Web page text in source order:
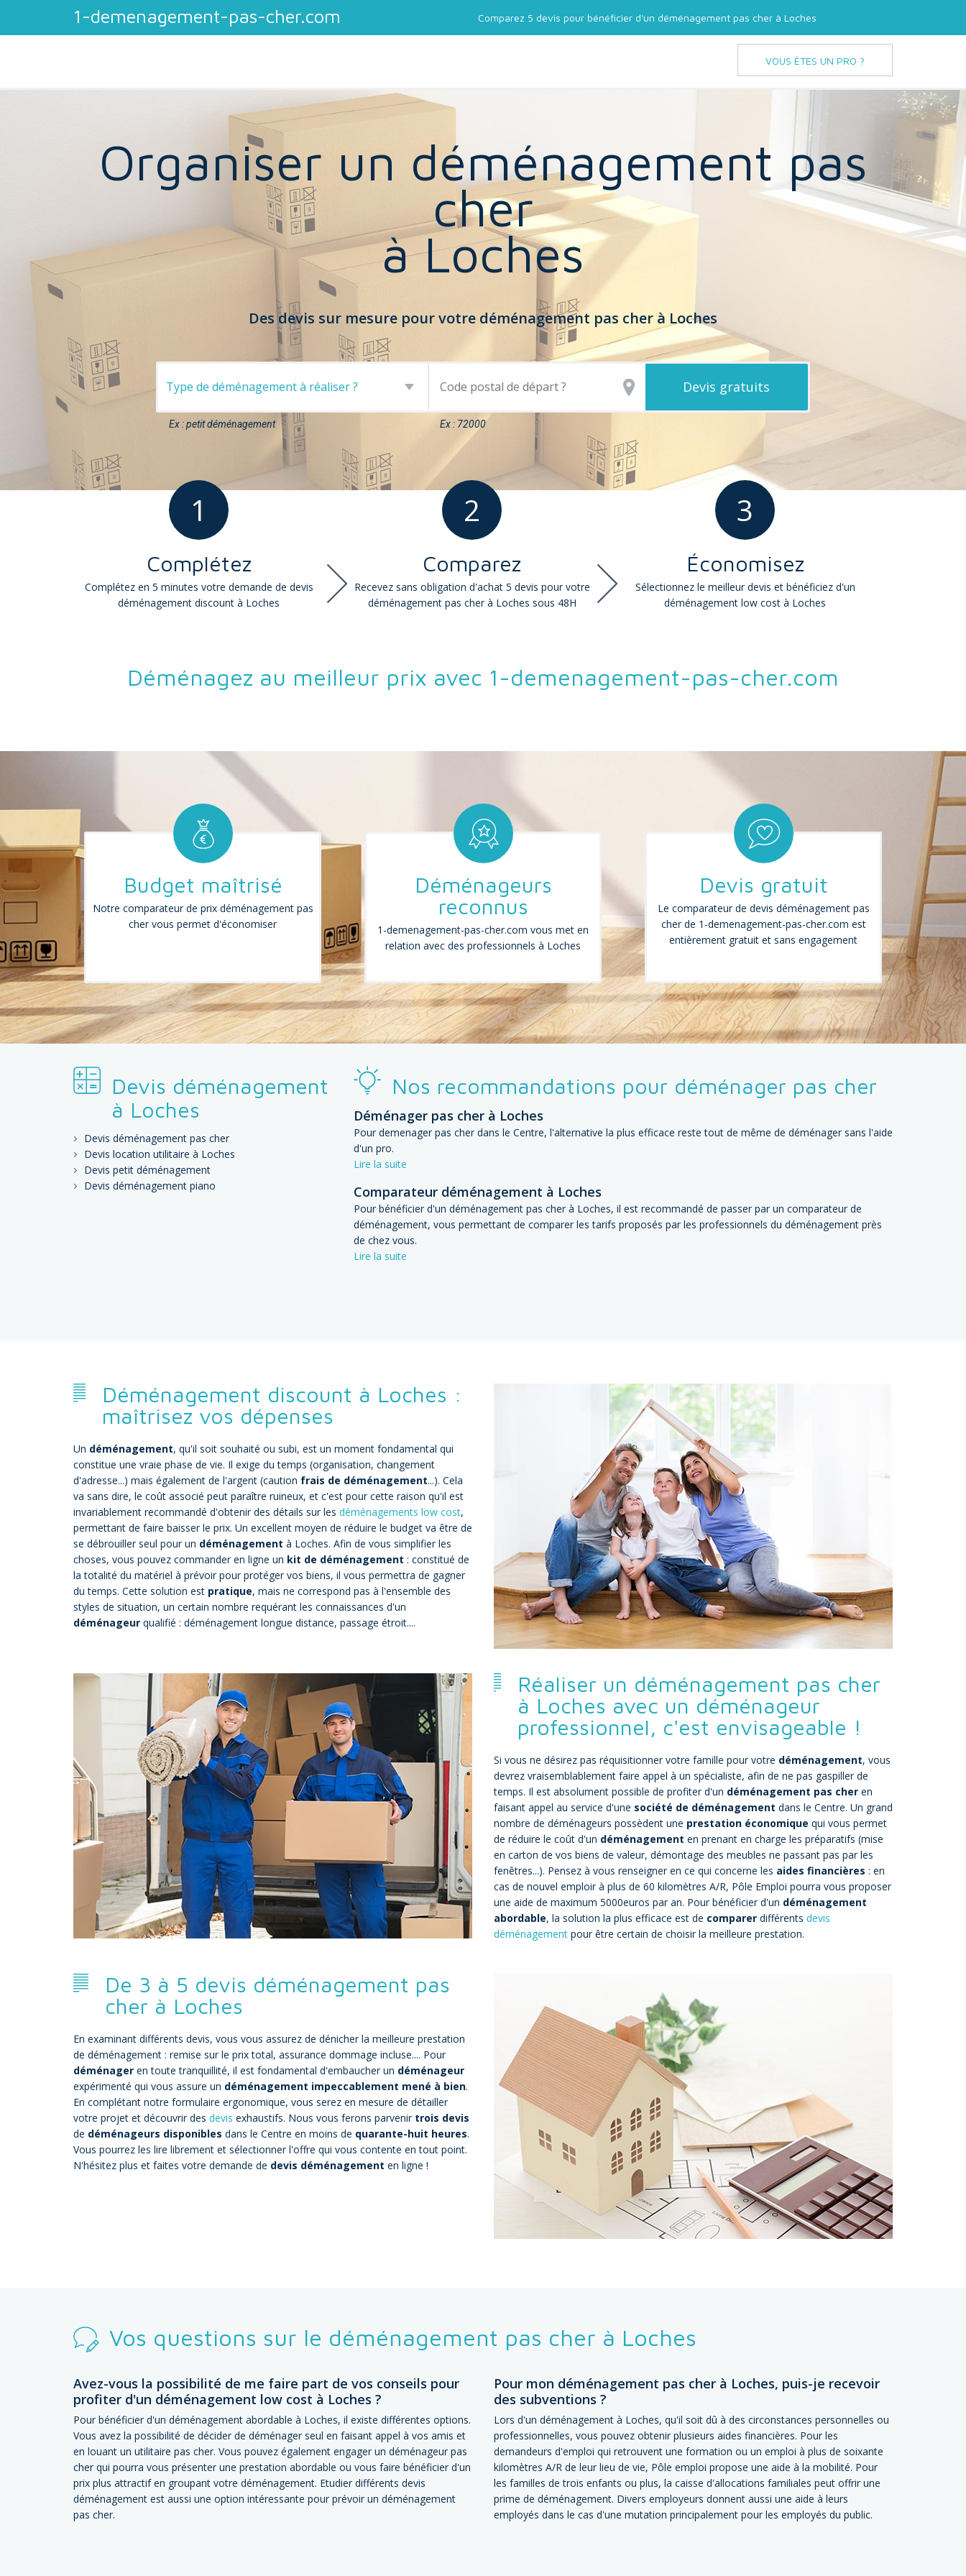
1-demenagement-pas-cher.com Comparez 5 devis pour bénéficier d'un déménagement pas cher à Loches
VOUS ÊTES UN PRO ?
Organiser un déménagement pas
cher
à Loches
Des devis sur mesure pour votre déménagement pas cher à Loches
Ex : petit déménagement Ex : 72000
1
Complétez
Complétez en 5 minutes votre demande de devis
déménagement discount à Loches
2
Comparez
Recevez sans obligation d'achat 5 devis pour votre
déménagement pas cher à Loches sous 48H
3
Économisez
Sélectionnez le meilleur devis et bénéficiez d'un
déménagement low cost à Loches
Déménagez au meilleur prix avec 1-demenagement-pas-cher.com
Budget maîtrisé
Notre comparateur de prix déménagement pas
cher vous permet d'économiser
Déménageurs
reconnus
1-demenagement-pas-cher.com vous met en
relation avec des professionnels à Loches
Devis gratuit
Le comparateur de devis déménagement pas
cher de 1-demenagement-pas-cher.com est
entièrement gratuit et sans engagement
Devis déménagement
à Loches
Devis déménagement pas cher
Devis location utilitaire à Loches
Devis petit déménagement
Devis déménagement piano
Nos recommandations pour déménager pas cher
Déménager pas cher à Loches
Pour demenager pas cher dans le Centre, l'alternative la plus efficace reste tout de même de déménager sans l'aide
d'un pro.
Lire la suite
Comparateur déménagement à Loches
Pour bénéficier d'un déménagement pas cher à Loches, il est recommandé de passer par un comparateur de
déménagement, vous permettant de comparer les tarifs proposés par les professionnels du déménagement près
de chez vous.
Lire la suite
Déménagement discount à Loches :
maîtrisez vos dépenses
Un déménagement, qu'il soit souhaité ou subi, est un moment fondamental qui
constitue une vraie phase de vie. Il exige du temps (organisation, changement
d'adresse...) mais également de l'argent (caution frais de déménagement...). Cela
va sans dire, le coût associé peut paraître ruineux, et c'est pour cette raison qu'il est
invariablement recommandé d'obtenir des détails sur les déménagements low cost,
permettant de faire baisser le prix. Un excellent moyen de réduire le budget va être de
se débrouiller seul pour un déménagement à Loches. Afin de vous simplifier les
choses, vous pouvez commander en ligne un kit de déménagement : constitué de
la totalité du matériel à prévoir pour protéger vos biens, il vous permettra de gagner
du temps. Cette solution est pratique, mais ne correspond pas à l'ensemble des
styles de situation, un certain nombre requérant les connaissances d'un
déménageur qualifié : déménagement longue distance, passage étroit....
Réaliser un déménagement pas cher
à Loches avec un déménageur
professionnel, c'est envisageable !
Si vous ne désirez pas réquisitionner votre famille pour votre déménagement, vous
devrez vraisemblablement faire appel à un spécialiste, afin de ne pas gaspiller de
temps. Il est absolument possible de profiter d'un déménagement pas cher en
faisant appel au service d'une société de déménagement dans le Centre. Un grand
nombre de déménageurs possèdent une prestation économique qui vous permet
de réduire le coût d'un déménagement en prenant en charge les préparatifs (mise
en carton de vos biens de valeur, démontage des meubles ne passant pas par les
fenêtres...). Pensez à vous renseigner en ce qui concerne les aides financières : en
cas de nouvel emploir à plus de 60 kilomètres A/R, Pôle Emploi pourra vous proposer
une aide de maximum 5000euros par an. Pour bénéficier d'un déménagement
abordable, la solution la plus efficace est de comparer différents devis
déménagement pour être certain de choisir la meilleure prestation.
De 3 à 5 devis déménagement pas
cher à Loches
En examinant différents devis, vous vous assurez de dénicher la meilleure prestation
de déménagement : remise sur le prix total, assurance dommage incluse.... Pour
déménager en toute tranquillité, il est fondamental d'embaucher un déménageur
expérimenté qui vous assure un déménagement impeccablement mené à bien.
En complétant notre formulaire ergonomique, vous serez en mesure de détailler
votre projet et découvrir des devis exhaustifs. Nous vous ferons parvenir trois devis
de déménageurs disponibles dans le Centre en moins de quarante-huit heures.
Vous pourrez les lire librement et sélectionner l'offre qui vous contente en tout point.
N'hésitez plus et faites votre demande de devis déménagement en ligne !
Vos questions sur le déménagement pas cher à Loches
Avez-vous la possibilité de me faire part de vos conseils pour
profiter d'un déménagement low cost à Loches ?
Pour bénéficier d'un déménagement abordable à Loches, il existe différentes options.
Vous avez la possibilité de décider de déménager seul en faisant appel à vos amis et
en louant un utilitaire pas cher. Vous pouvez également engager un déménageur pas
cher qui pourra vous présenter une prestation abordable ou vous faire bénéficier d'un
prix plus attractif en groupant votre déménagement. Etudier différents devis
déménagement est aussi une option intéressante pour prévoir un déménagement
pas cher.
Pour mon déménagement pas cher à Loches, puis-je recevoir
des subventions ?
Lors d'un déménagement à Loches, qu'il soit dû à des circonstances personnelles ou
professionnelles, vous pouvez obtenir plusieurs aides financières. Pour les
demandeurs d'emploi qui retrouvent une formation ou un emploi à plus de soixante
kilomètres A/R de leur lieu de vie, Pôle emploi propose une aide à la mobilité. Pour
les familles de trois enfants ou plus, la caisse d'allocations familiales peut offrir une
prime de déménagement. Divers employeurs donnent aussi une aide à leurs
employés dans le cas d'une mutation principalement pour les employés du public.